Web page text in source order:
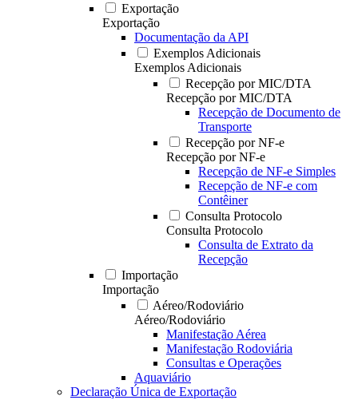
Exportação
Exportação
Documentação da API
Exemplos Adicionais
Exemplos Adicionais
Recepção por MIC/DTA
Recepção por MIC/DTA
Recepção de Documento de
Transporte
Recepção por NF-e
Recepção por NF-e
Recepção de NF-e Simples
Recepção de NF-e com
Contêiner
Consulta Protocolo
Consulta Protocolo
Consulta de Extrato da
Recepção
Importação
Importação
Aéreo/Rodoviário
Aéreo/Rodoviário
Manifestação Aérea
Manifestação Rodoviária
Consultas e Operações
Aquaviário
Declaração Única de Exportação